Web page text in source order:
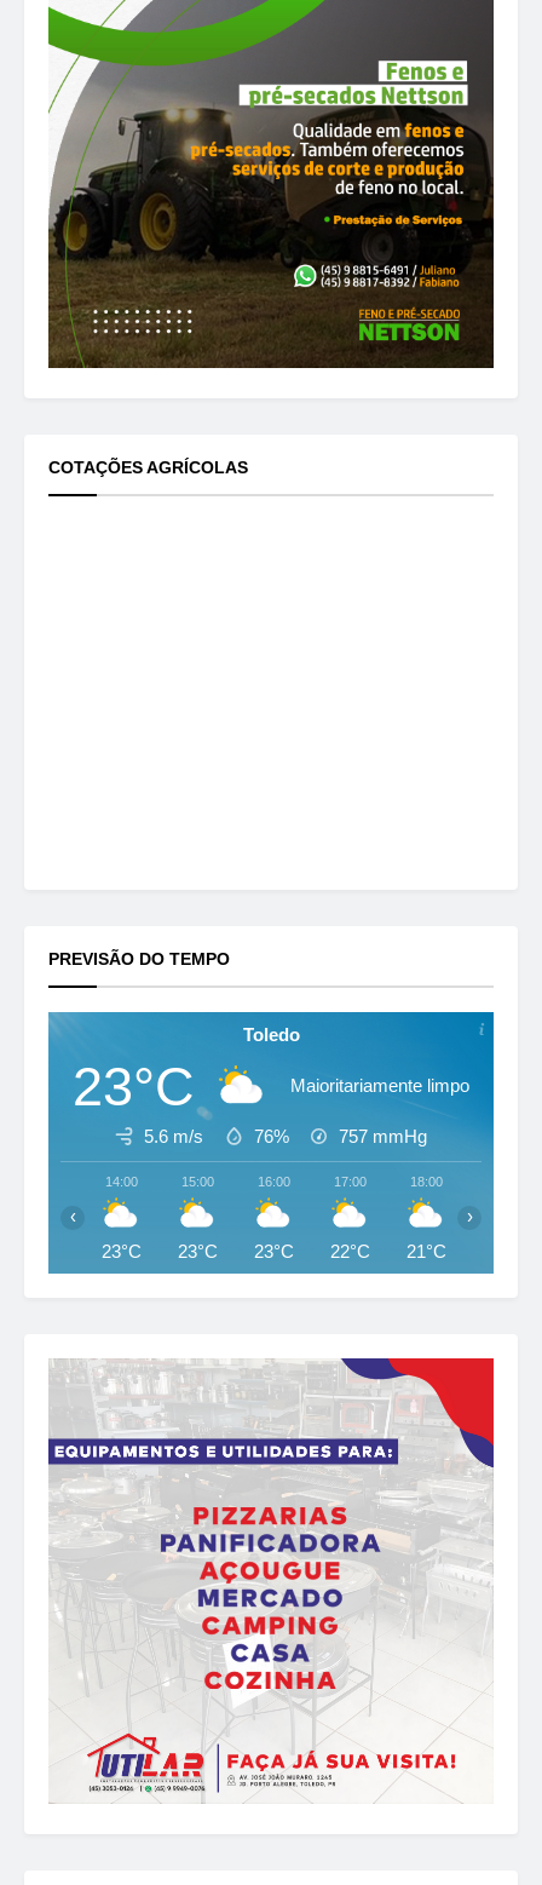
COTAÇÕES AGRÍCOLAS
PREVISÃO DO TEMPO
Toledo
23°C Maioritariamente limpo
5.6 m/s 76% 757 mmHg
14:00
23°C
15:00
23°C
16:00
23°C
17:00
22°C
18:00
21°C
‹ ›